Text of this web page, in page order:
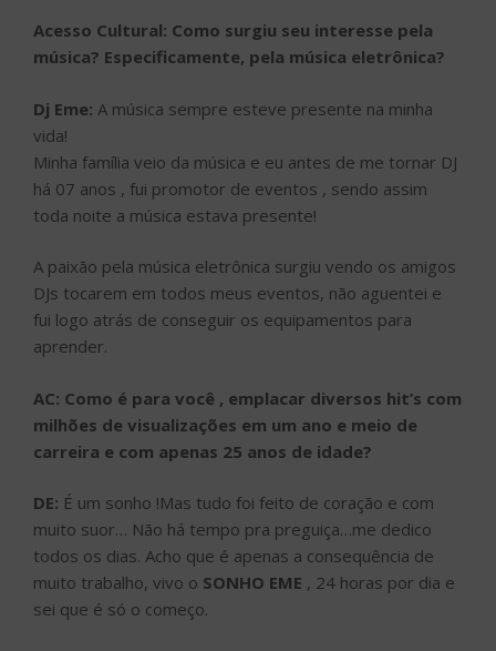
Acesso Cultural: Como surgiu seu interesse pela
música? Especificamente, pela música eletrônica?
Dj Eme: A música sempre esteve presente na minha
vida!
Minha família veio da música e eu antes de me tornar DJ
há 07 anos , fui promotor de eventos , sendo assim
toda noite a música estava presente!
A paixão pela música eletrônica surgiu vendo os amigos
DJs tocarem em todos meus eventos, não aguentei e
fui logo atrás de conseguir os equipamentos para
aprender.
AC: Como é para você , emplacar diversos hit’s com
milhões de visualizações em um ano e meio de
carreira e com apenas 25 anos de idade?
DE: É um sonho !Mas tudo foi feito de coração e com
muito suor… Não há tempo pra preguiça…me dedico
todos os dias. Acho que é apenas a consequência de
muito trabalho, vivo o SONHO EME , 24 horas por dia e
sei que é só o começo.